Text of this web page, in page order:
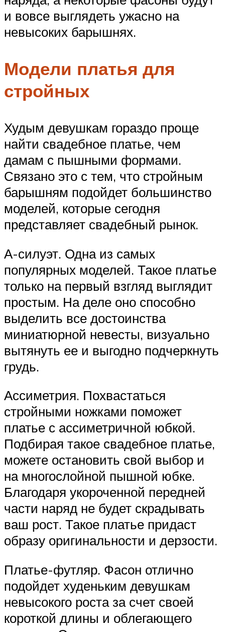
и вовсе выглядеть ужасно на
невысоких барышнях.
Модели платья для
стройных
Худым девушкам гораздо проще
найти свадебное платье, чем
дамам с пышными формами.
Связано это с тем, что стройным
барышням подойдет большинство
моделей, которые сегодня
представляет свадебный рынок.
А-силуэт. Одна из самых
популярных моделей. Такое платье
только на первый взгляд выглядит
простым. На деле оно способно
выделить все достоинства
миниатюрной невесты, визуально
вытянуть ее и выгодно подчеркнуть
грудь.
Ассиметрия. Похвастаться
стройными ножками поможет
платье с ассиметричной юбкой.
Подбирая такое свадебное платье,
можете остановить свой выбор и
на многослойной пышной юбке.
Благодаря укороченной передней
части наряд не будет скрадывать
ваш рост. Такое платье придаст
образу оригинальности и дерзости.
Платье-футляр. Фасон отлично
подойдет худеньким девушкам
невысокого роста за счет своей
короткой длины и облегающего